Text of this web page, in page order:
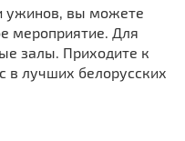
ужинов, вы можете
мероприятие. Для
залы. Приходите к
в лучших белорусских